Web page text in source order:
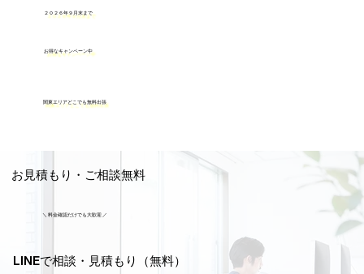
お得なキャンペーン中
２０２６年９月末まで
関東エリアどこでも無料出張
お見積もり・ご相談無料
LINEで相談・見積もり（無料）
＼ 料金確認だけでも大歓迎 ／